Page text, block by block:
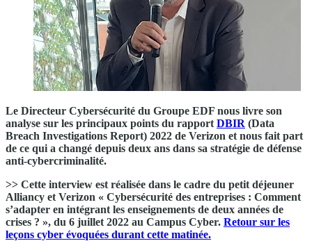
Le Directeur Cybersécurité du Groupe EDF nous livre son
analyse sur les principaux points du rapport DBIR (Data
Breach Investigations Report) 2022 de Verizon et nous fait part
de ce qui a changé depuis deux ans dans sa stratégie de défense
anti-cybercriminalité.
>> Cette interview est réalisée dans le cadre du petit déjeuner
Alliancy et Verizon « Cybersécurité des entreprises : Comment
s’adapter en intégrant les enseignements de deux années de
crises ? », du 6 juillet 2022 au Campus Cyber. Retour sur les
leçons cyber évoquées durant cette matinée.